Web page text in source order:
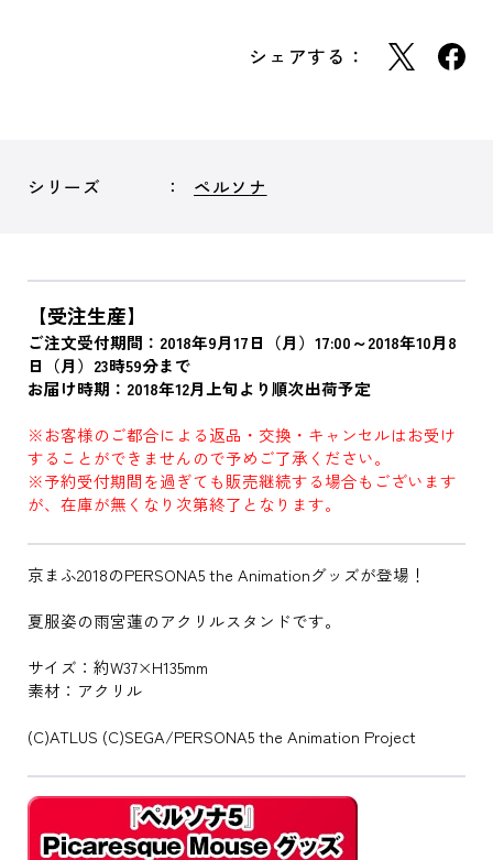
シェアする：
シリーズ ペルソナ
【受注生産】
ご注文受付期間：2018年9月17日（月）17:00～2018年10月8
日（月）23時59分まで
お届け時期：2018年12月上旬より順次出荷予定
※お客様のご都合による返品・交換・キャンセルはお受け
することができませんので予めご了承ください。
※予約受付期間を過ぎても販売継続する場合もございます
が、在庫が無くなり次第終了となります。
京まふ2018のPERSONA5 the Animationグッズが登場！
夏服姿の雨宮蓮のアクリルスタンドです。
サイズ：約W37×H135mm
素材：アクリル
(C)ATLUS (C)SEGA/PERSONA5 the Animation Project